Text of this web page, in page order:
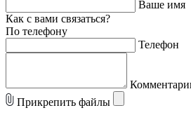
Ваше имя
Как с вами связаться?
По телефону
Телефон
Прикрепить файлы